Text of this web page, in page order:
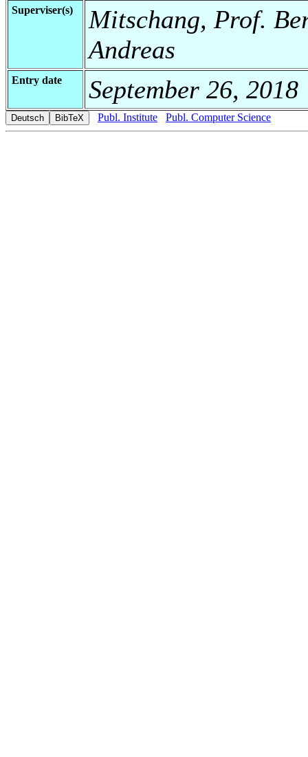
Superviser(s)
Mitschang, Prof.
Andreas
Entry date September 26, 2018
Publ. Institute Publ. Computer Science